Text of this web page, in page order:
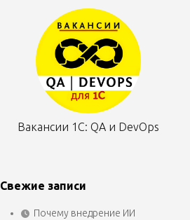
Вакансии 1С: QA и DevOps
Свежие записи
Почему внедрение ИИ